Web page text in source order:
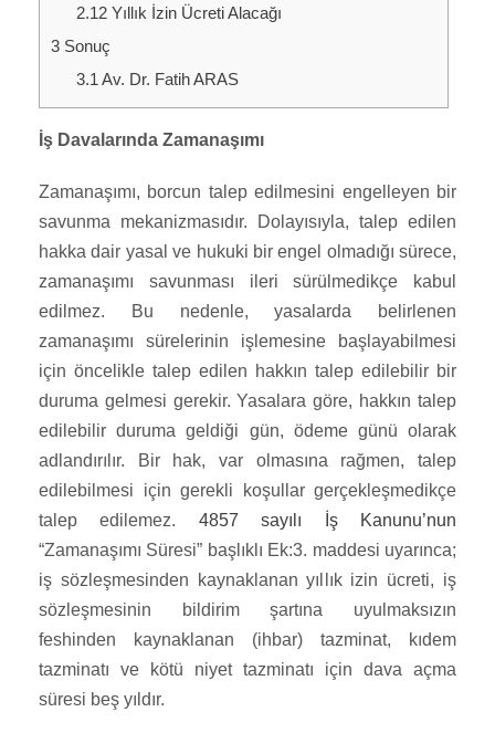
2.12Yıllık İzin Ücreti Alacağı
3 Sonuç
3.1Av. Dr. Fatih ARAS
İş Davalarında Zamanaşımı
Zamanaşımı, borcun talep edilmesini engelleyen bir
savunma mekanizmasıdır. Dolayısıyla, talep edilen
hakka dair yasal ve hukuki bir engel olmadığı sürece,
zamanaşımı savunması ileri sürülmedikçe kabul
edilmez. Bu nedenle, yasalarda belirlenen
zamanaşımı sürelerinin işlemesine başlayabilmesi
için öncelikle talep edilen hakkın talep edilebilir bir
duruma gelmesi gerekir. Yasalara göre, hakkın talep
edilebilir duruma geldiği gün, ödeme günü olarak
adlandırılır. Bir hak, var olmasına rağmen, talep
edilebilmesi için gerekli koşullar gerçekleşmedikçe
talep edilemez. 4857 sayılı İş Kanunu’nun
“Zamanaşımı Süresi” başlıklı Ek:3. maddesi uyarınca;
iş sözleşmesinden kaynaklanan yıllık izin ücreti, iş
sözleşmesinin bildirim şartına uyulmaksızın
feshinden kaynaklanan (ihbar) tazminat, kıdem
tazminatı ve kötü niyet tazminatı için dava açma
süresi beş yıldır.